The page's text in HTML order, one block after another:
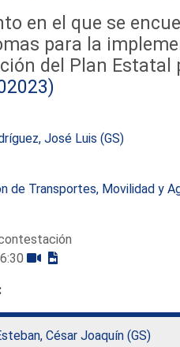
en el que se
para la
del Plan Estatal
José Luis (GS)
de Transportes, Movilidad y
César Joaquín (GS)